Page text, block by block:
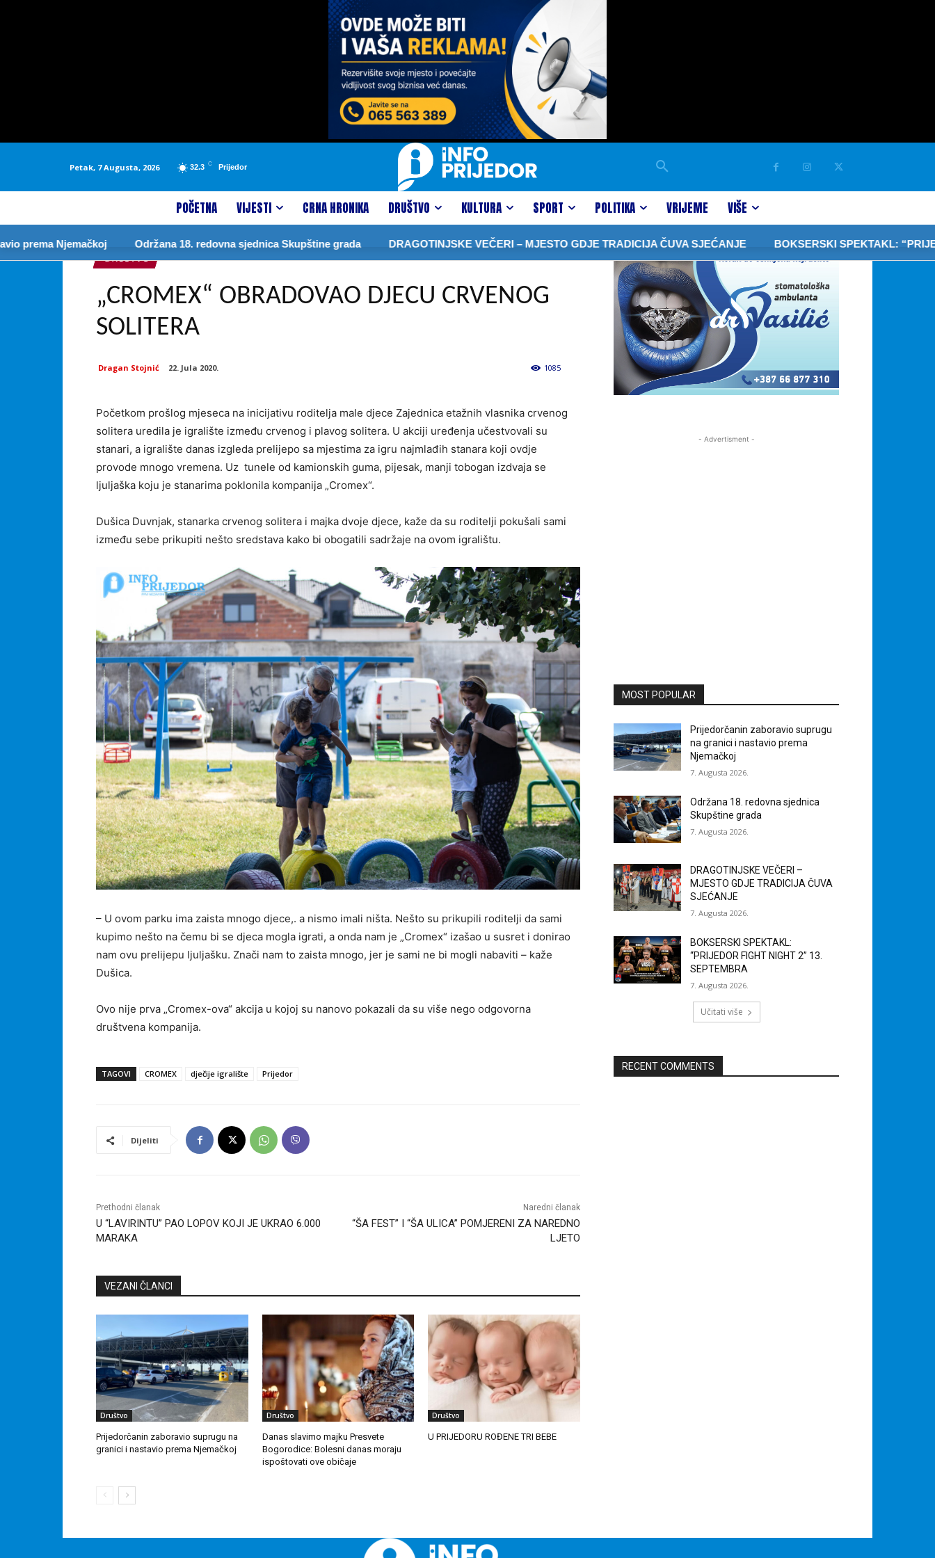
Petak, 7 Augusta, 2026 32.3 C Prijedor
POČETNA VIJESTI CRNA HRONIKA DRUŠTVO KULTURA SPORT POLITIKA VRIJEME VIŠE
Njemačkoj Održana 18. redovna sjednica Skupštine grada DRAGOTINJSKE VEČERI – MJESTO GDJE TRADICIJA ČUVA SJEĆANJE BOKSERSKI SPEKTAKL: “PRIJEDOR
DRUŠTVO
„CROMEX“ OBRADOVAO DJECU CRVENOG
SOLITERA
Dragan Stojnić 22. Jula 2020. 1085
Početkom prošlog mjeseca na inicijativu roditelja male djece Zajednica etažnih vlasnika crvenog
solitera uredila je igralište između crvenog i plavog solitera. U akciji uređenja učestvovali su
stanari, a igralište danas izgleda prelijepo sa mjestima za igru najmlađih stanara koji ovdje
provode mnogo vremena. Uz tunele od kamionskih guma, pijesak, manji tobogan izdvaja se
ljuljaška koju je stanarima poklonila kompanija „Cromex“.
Dušica Duvnjak, stanarka crvenog solitera i majka dvoje djece, kaže da su roditelji pokušali sami
između sebe prikupiti nešto sredstava kako bi obogatili sadržaje na ovom igralištu.
– U ovom parku ima zaista mnogo djece,. a nismo imali ništa. Nešto su prikupili roditelji da sami
kupimo nešto na čemu bi se djeca mogla igrati, a onda nam je „Cromex“ izašao u susret i donirao
nam ovu prelijepu ljuljašku. Znači nam to zaista mnogo, jer je sami ne bi mogli nabaviti – kaže
Dušica.
Ovo nije prva „Cromex-ova“ akcija u kojoj su nanovo pokazali da su više nego odgovorna
društvena kompanija.
TAGOVI CROMEX dječije igralište Prijedor
Dijeliti
Prethodni članak
U “LAVIRINTU” PAO LOPOV KOJI JE UKRAO 6.000
MARAKA
Naredni članak
“ŠA FEST” I “ŠA ULICA” POMJERENI ZA NAREDNO
LJETO
VEZANI ČLANCI
Društvo
Prijedorčanin zaboravio suprugu na
granici i nastavio prema Njemačkoj
Društvo
Danas slavimo majku Presvete
Bogorodice: Bolesni danas moraju
ispoštovati ove običaje
Društvo
U PRIJEDORU ROĐENE TRI BEBE
- Advertisment -
MOST POPULAR
Prijedorčanin zaboravio suprugu
na granici i nastavio prema
Njemačkoj
7. Augusta 2026.
Održana 18. redovna sjednica
Skupštine grada
7. Augusta 2026.
DRAGOTINJSKE VEČERI –
MJESTO GDJE TRADICIJA ČUVA
SJEĆANJE
7. Augusta 2026.
BOKSERSKI SPEKTAKL:
“PRIJEDOR FIGHT NIGHT 2” 13.
SEPTEMBRA
7. Augusta 2026.
Učitati više
RECENT COMMENTS